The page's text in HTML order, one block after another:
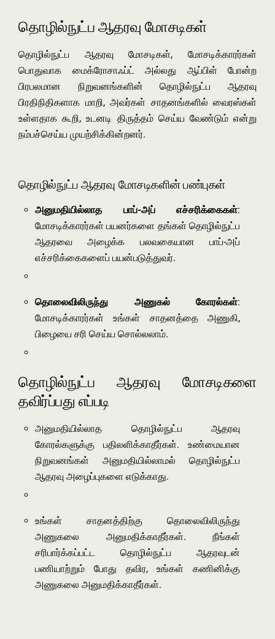
தொழில்நுட்ப ஆதரவு மோசடிகள்
தொழில்நுட்ப ஆதரவு மோசடிகள், மோசடிக்காரர்கள்
பொதுவாக மைக்ரோசாஃப்ட் அல்லது ஆப்பிள் போன்ற
பிரபலமான நிறுவனங்களின் தொழில்நுட்ப ஆதரவு
பிரதிநிதிகளாக மாறி, அவர்கள் சாதனங்களில் வைரஸ்கள்
உள்ளதாக கூறி, உடனடி திருத்தம் செய்ய வேண்டும் என்று
நம்பச்செய்ய முயற்சிக்கின்றனர்.
தொழில்நுட்ப ஆதரவு மோசடிகளின் பண்புகள்
அனுமதியில்லாத பாப்-அப் எச்சரிக்கைகள்:
மோசடிக்காரர்கள் பயனர்களை தங்கள் தொழில்நுட்ப
ஆதரவை அழைக்க பலவகையான பாப்-அப்
எச்சரிக்கைகளைப் பயன்படுத்துவர்.
தொலைவிலிருந்து அணுகல் கோரல்கள்:
மோசடிக்காரர்கள் உங்கள் சாதனத்தை அணுகி,
பிழையை சரி செய்ய சொல்லலாம்.
தொழில்நுட்ப ஆதரவு மோசடிகளை
தவிர்ப்பது எப்படி
அனுமதியில்லாத தொழில்நுட்ப ஆதரவு
கோரல்களுக்கு பதிலளிக்காதீர்கள். உண்மையான
நிறுவனங்கள் அனுமதியில்லாமல் தொழில்நுட்ப
ஆதரவு அழைப்புகளை எடுக்காது.
உங்கள் சாதனத்திற்கு தொலைவிலிருந்து
அணுகலை அனுமதிக்காதீர்கள். நீங்கள்
சரிபார்க்கப்பட்ட தொழில்நுட்ப ஆதரவுடன்
பணியாற்றும் போது தவிர, உங்கள் கணினிக்கு
அணுகலை அனுமதிக்காதீர்கள்.